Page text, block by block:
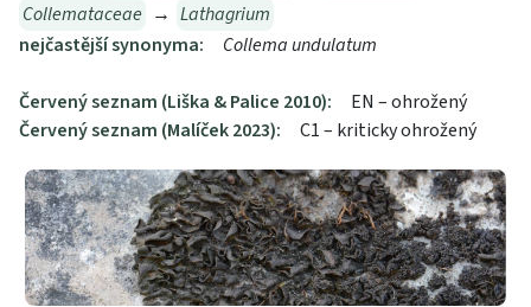
Collemataceae → Lathagrium
nejčastější synonyma:
Collema undulatum
Červený seznam (Liška & Palice 2010):
EN – ohrožený
Červený seznam (Malíček 2023):
C1 – kriticky ohrožený